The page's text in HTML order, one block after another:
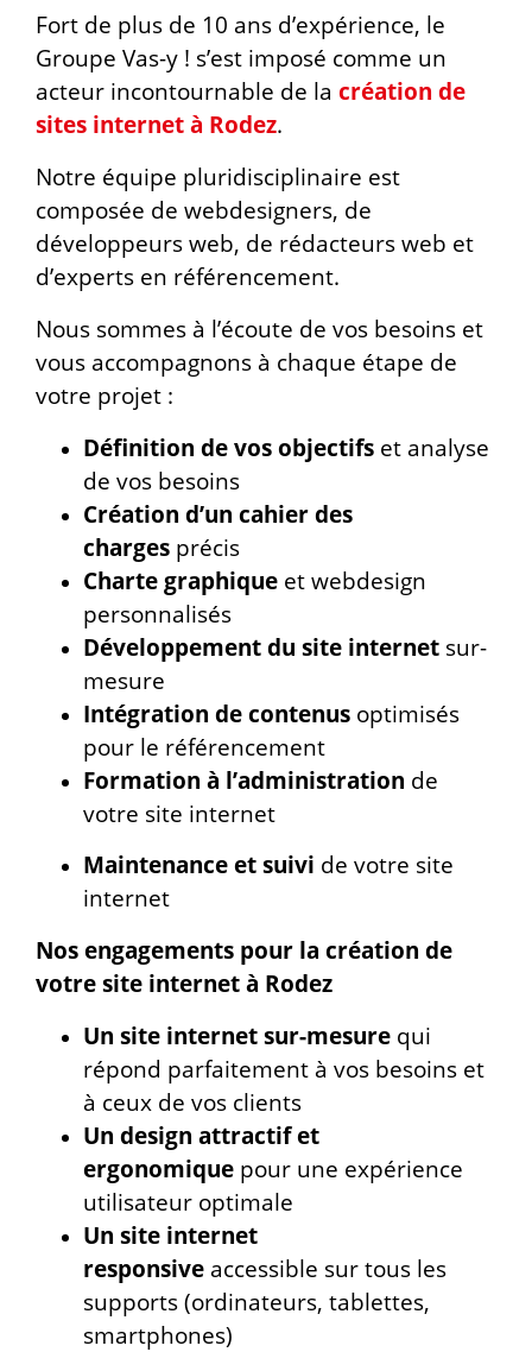
Fort de plus de 10 ans d’expérience, le
Groupe Vas-y ! s’est imposé comme un
acteur incontournable de la création de
sites internet à Rodez.
Notre équipe pluridisciplinaire est
composée de webdesigners, de
développeurs web, de rédacteurs web et
d’experts en référencement.
Nous sommes à l’écoute de vos besoins et
vous accompagnons à chaque étape de
votre projet :
Définition de vos objectifs et analyse
de vos besoins
Création d’un cahier des
charges précis
Charte graphique et webdesign
personnalisés
Développement du site internet sur-
mesure
Intégration de contenus optimisés
pour le référencement
Formation à l’administration de
votre site internet
Maintenance et suivi de votre site
internet
Nos engagements pour la création de
votre site internet à Rodez
Un site internet sur-mesure qui
répond parfaitement à vos besoins et
à ceux de vos clients
Un design attractif et
ergonomique pour une expérience
utilisateur optimale
Un site internet
responsive accessible sur tous les
supports (ordinateurs, tablettes,
smartphones)